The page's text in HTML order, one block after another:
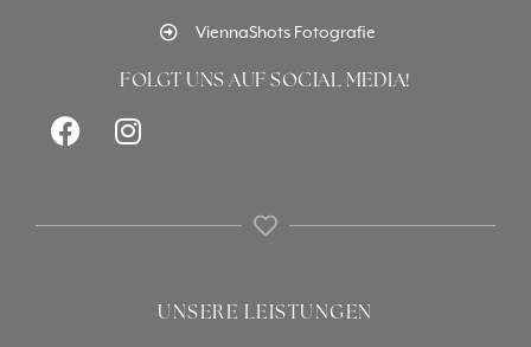
ViennaShots Fotografie
FOLGT UNS AUF SOCIAL MEDIA!
UNSERE LEISTUNGEN